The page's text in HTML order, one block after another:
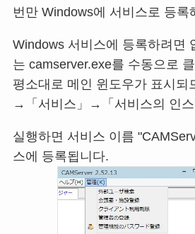
번만 Windows에 서비스로 등록
Windows 서비스에 등록하려면
는 camserver.exe를 수동으로
평소대로 메인 윈도우가 표시되
→「서비스」→「서비스의 인
실행하면 서비스 이름
스에 등록됩니다.